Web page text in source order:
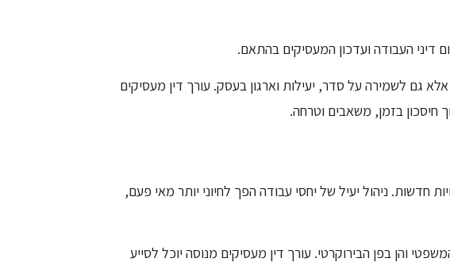
דיני העבודה ועדכון המעסיקים בהתאם.
גם לשמירה על סדר, יעילות וארגון בעסק. עורך דין מעסיקים
חיסכון בזמן, משאבים וטרחה.
חדשות. ניהול יעיל של יחסי עבודה הפך לחיוני יותר מאי פעם,
והן בפן הבירוקרטי. עורך דין מעסיקים מנוסה יוכל לסייע